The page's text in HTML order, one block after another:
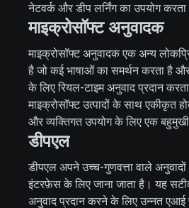
नेटवर्क और डीप लर्निंग का उपयोग करता
माइक्रोसॉफ्ट अनुवादक
माइक्रोसॉफ्ट अनुवादक एक अन्य
है जो कई भाषाओं का समर्थन करता है और
के लिए रियल-टाइम अनुवाद प्रदान
माइक्रोसॉफ्ट उत्पादों के साथ एकीकृत
और व्यक्तिगत उपयोग के लिए एक
डीपएल
डीपएल अपने उच्च-गुणवत्ता वाले
इंटरफ़ेस के लिए जाना जाता है। यह
अनुवाद प्रदान करने के लिए उन्नत एआई